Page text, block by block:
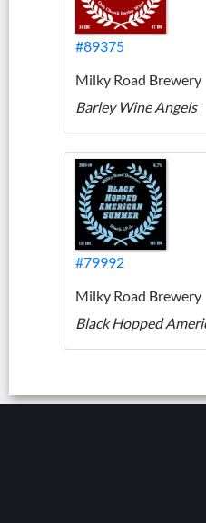
#89375
Milky Road Brewery
Barley Wine Angels
#79992
Milky Road Brewery
Black Hopped
© 2002 - 2026 ::